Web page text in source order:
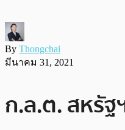
By Thongchai
มีนาคม 31, 2021
ก.ล.ต. สหรัฐ